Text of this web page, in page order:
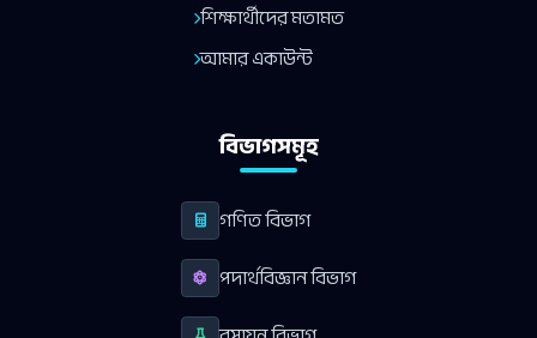
শিক্ষার্থীদের মতামত
আমার একাউন্ট
বিভাগসমূহ
গণিত বিভাগ
পদার্থবিজ্ঞান বিভাগ